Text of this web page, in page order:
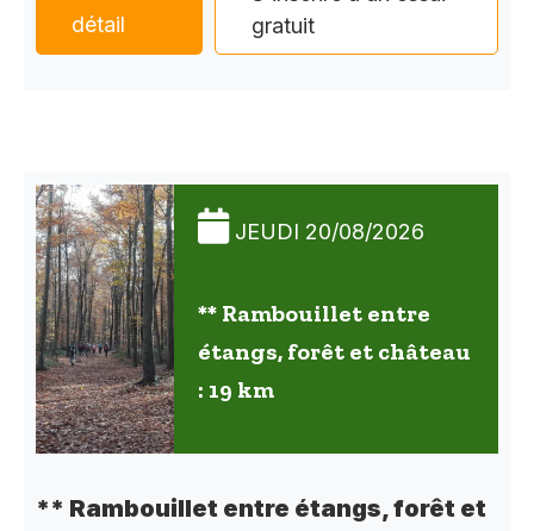
détail
gratuit
JEUDI 20/08/2026
** Rambouillet entre
étangs, forêt et château
: 19 km
** Rambouillet entre étangs, forêt et